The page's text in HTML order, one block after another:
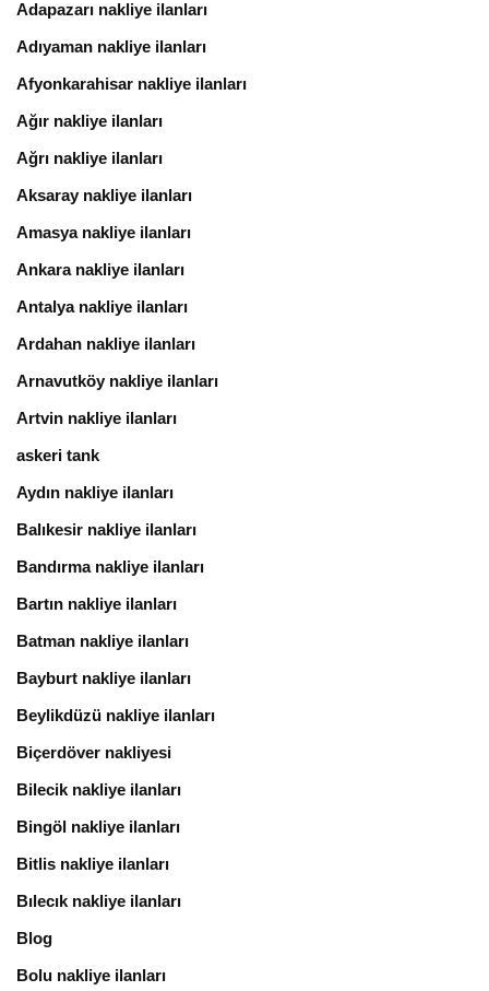
Adapazarı nakliye ilanları
Adıyaman nakliye ilanları
Afyonkarahisar nakliye ilanları
Ağır nakliye ilanları
Ağrı nakliye ilanları
Aksaray nakliye ilanları
Amasya nakliye ilanları
Ankara nakliye ilanları
Antalya nakliye ilanları
Ardahan nakliye ilanları
Arnavutköy nakliye ilanları
Artvin nakliye ilanları
askeri tank
Aydın nakliye ilanları
Balıkesir nakliye ilanları
Bandırma nakliye ilanları
Bartın nakliye ilanları
Batman nakliye ilanları
Bayburt nakliye ilanları
Beylikdüzü nakliye ilanları
Biçerdöver nakliyesi
Bilecik nakliye ilanları
Bingöl nakliye ilanları
Bitlis nakliye ilanları
Bılecık nakliye ilanları
Blog
Bolu nakliye ilanları